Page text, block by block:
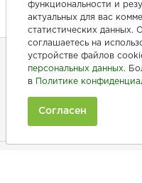
+7 (846) 275-20-10
+7 (902) 375-20-10
функциональности и
актуальных для вас
статистических данных.
соглашаетесь на
устройстве файлов
персональных данных.
в
Политике
Согласен